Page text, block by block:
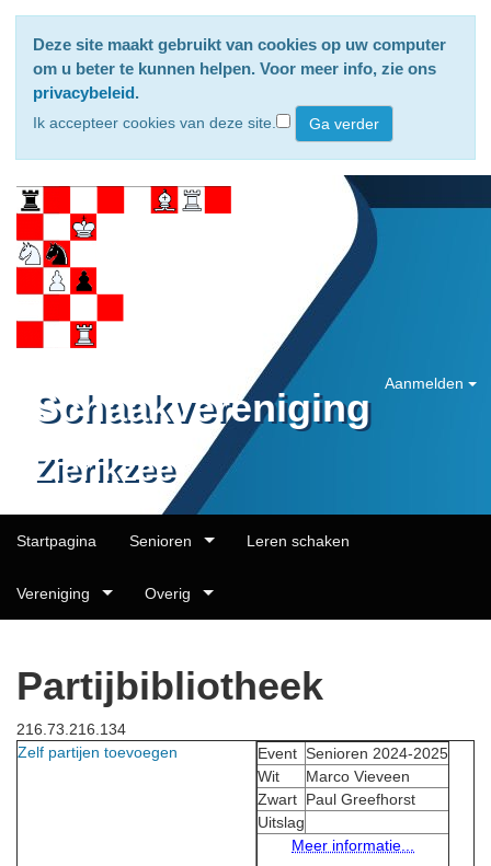
Deze site maakt gebruikt van cookies op uw computer
om u beter te kunnen helpen. Voor meer info, zie ons
privacybeleid.
Ik accepteer cookies van deze site.
Schaakvereniging
Zierikzee
Aanmelden
Startpagina Senioren Leren schaken
Vereniging Overig
Partijbibliotheek
216.73.216.134
Zelf partijen toevoegen
Event Senioren 2024-2025
Wit
Marco Vieveen
Zwart Paul Greefhorst
Uitslag
Meer informatie...